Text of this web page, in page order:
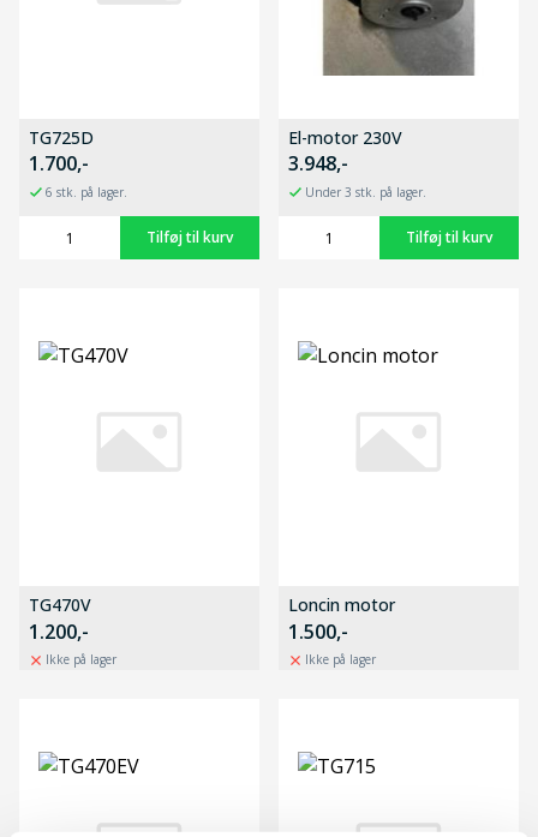
TG725D
1.700,-
6 stk. på lager.
El-motor 230V
3.948,-
Under 3 stk. på lager.
TG470V
1.200,-
Ikke på lager
Loncin motor
1.500,-
Ikke på lager